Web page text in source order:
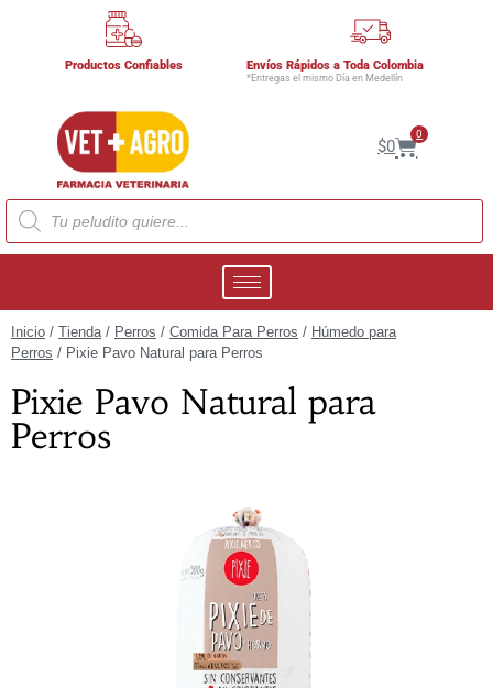
Productos Confiables Envíos Rápidos a Toda Colombia
*Entregas el mismo Día en Medellín
$0
0
Inicio / Tienda/ Perros / Comida Para Perros / Húmedo para
Perros / Pixie Pavo Natural para Perros
Pixie Pavo Natural para
Perros